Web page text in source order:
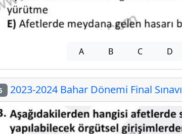
A B C D
2023-2024 Bahar Dönemi Final Sınavı